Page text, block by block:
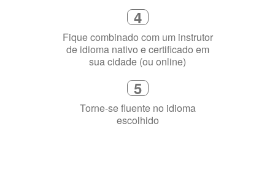
Diga-nos exatamente por que você
precisa aprender a língua
4
Fique combinado com um instrutor
de idioma nativo e certificado em
sua cidade (ou online)
5